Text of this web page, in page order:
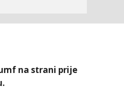
na strani prije